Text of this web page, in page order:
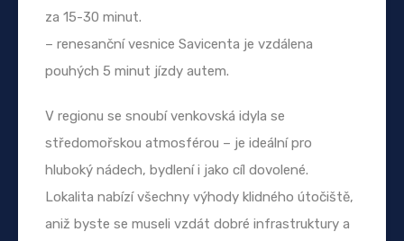
za 15-30 minut.
– renesanční vesnice Savicenta je vzdálena
pouhých 5 minut jízdy autem.
V regionu se snoubí venkovská idyla se
středomořskou atmosférou – je ideální pro
hluboký nádech, bydlení i jako cíl dovolené.
Lokalita nabízí všechny výhody klidného útočiště,
aniž byste se museli vzdát dobré infrastruktury a